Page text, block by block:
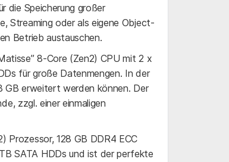
die Speicherung großer
Streaming oder als eigene Object-
Betrieb austauschen.
8-Core (Zen2) CPU mit 2 x
für große Datenmengen. In der
GB erweitert werden können. Der
zzgl. einer einmaligen
Prozessor, 128 GB DDR4 ECC
SATA HDDs und ist der perfekte